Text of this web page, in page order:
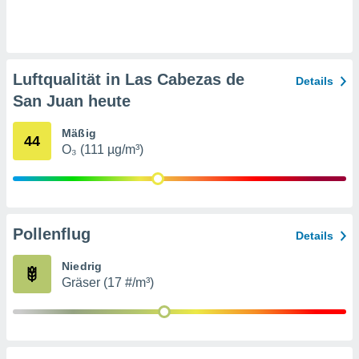
dieser
und diese
eines
Luftqualität in Las Cabezas de
San Juan heute
Details
44 Mäßig
O₃ (111 µg/m³)
Pollenflug Details
Niedrig
Gräser (17 #/m³)